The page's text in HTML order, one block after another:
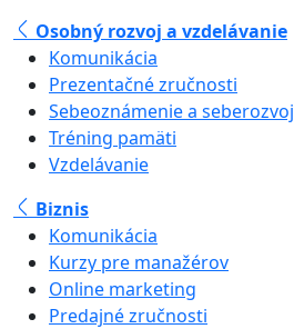
Osobný rozvoj a vzdelávanie
Komunikácia
Prezentačné zručnosti
Sebeoznámenie a seberozvoj
Tréning pamäti
Vzdelávanie
Biznis
Komunikácia
Kurzy pre manažérov
Online marketing
Predajné zručnosti